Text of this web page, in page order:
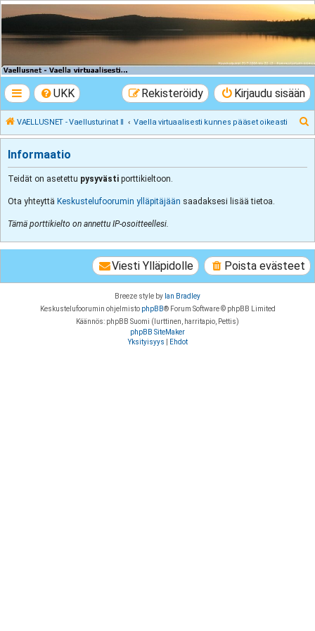
VAELLUSNET -
Vaellusturinat II
UKK Kirjaudu sisään
Rekisteröidy
VAELLUSNET - Vaellusturinat II Vaella virtuaalisesti kunnes pääset oikeasti
t
Informaatio
Teidät on asetettu pysyvästi porttikieltoon.
Ota yhteyttä Keskustelufoorumin ylläpitäjään saadaksesi lisää tietoa.
Tämä porttikielto on annettu IP-osoitteellesi.
Poista evästeet
Viesti Ylläpidolle
Breeze style by Ian Bradley
Keskustelufoorumin ohjelmisto phpBB® Forum Software © phpBB Limited
Käännös: phpBB Suomi (lurttinen, harritapio, Pettis)
phpBB SiteMaker
Yksityisyys
Ehdot